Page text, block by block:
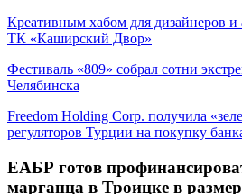
Креативным хабом для дизайнеров и
ТК «Каширский Двор»
Фестиваль «809» собрал сотни
Челябинска
Freedom Holding Corp. получила
регуляторов Турции на покупку
ЕАБР готов
марганца в Троицке в